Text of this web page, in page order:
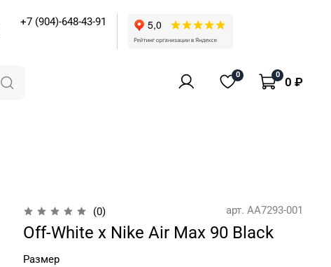
+7 (904)-648-43-91
0 0
0 ₽
(0) арт. AA7293-001
Off-White x Nike Air Max 90 Black
Размер